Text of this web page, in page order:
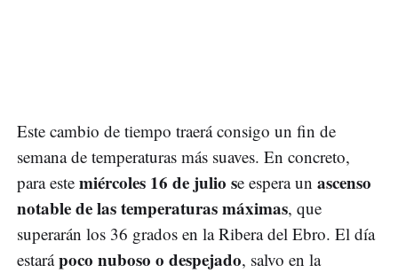
Este cambio de tiempo traerá consigo un fin de
semana de temperaturas más suaves. En concreto,
para este miércoles 16 de julio se espera un ascenso
notable de las temperaturas máximas, que
superarán los 36 grados en la Ribera del Ebro. El día
estarápoco nuboso o despejado, salvo en la